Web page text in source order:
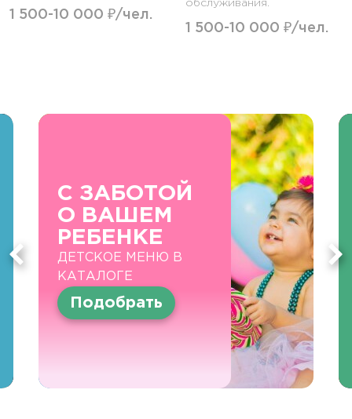
1 500-10 000 ₽/чел.
обслуживания.
1 500-10 000 ₽/чел.
С ЗАБОТОЙ
О ВАШЕМ
РЕБЕНКЕ
ДЕТСКОЕ МЕНЮ В
КАТАЛОГЕ
Подобрать